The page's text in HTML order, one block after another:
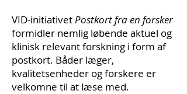
VID-initiativetPostkort fra en forsker
formidler nemlig løbende aktuel og
klinisk relevant forskning i form af
postkort. Båder læger,
kvalitetsenheder og forskere er
velkomne til at læse med.